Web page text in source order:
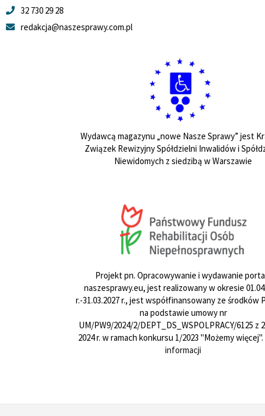
32 730 29 28
redakcja@naszesprawy.com.pl
Wydawcą magazynu „nowe Nasze Sprawy” jest
Związek Rewizyjny Spółdzielni Inwalidów i
Niewidomych z siedzibą w Warszawie
Projekt pn. Opracowywanie i wydawanie
naszesprawy.eu, jest realizowany w okresie
r.-31.03.2027 r., jest współfinansowany ze środków
na podstawie umowy nr
UM/PW9/2024/2/DEPT_DS_WSPOLPRACY/6125 z
2024 r. w ramach konkursu 1/2023 "Możemy więcej".
informacji